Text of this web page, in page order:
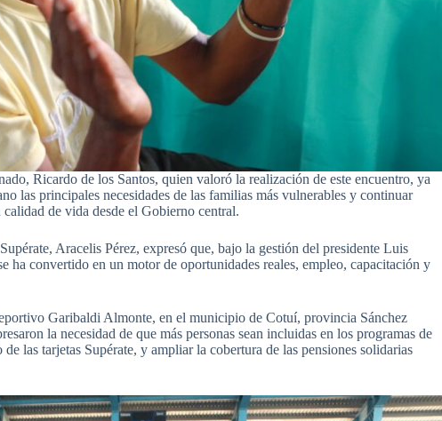
Ricardo de los Santos, quien valoró la realización de este encuentro, ya
las principales necesidades de las familias más vulnerables y continuar
de vida desde el Gobierno central.
Aracelis Pérez, expresó que, bajo la gestión del presidente Luis
ha convertido en un motor de oportunidades reales, empleo, capacitación y
Garibaldi Almonte, en el municipio de Cotuí, provincia Sánchez
la necesidad de que más personas sean incluidas en los programas de
las tarjetas Supérate, y ampliar la cobertura de las pensiones solidarias